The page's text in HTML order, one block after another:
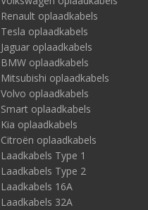
Renault oplaadkabels
Tesla oplaadkabels
Jaguar oplaadkabels
BMW oplaadkabels
Mitsubishi oplaadkabels
Volvo oplaadkabels
Smart oplaadkabels
Kia oplaadkabels
Citroën oplaadkabels
Laadkabels Type 1
Laadkabels Type 2
Laadkabels 16A
Laadkabels 32A